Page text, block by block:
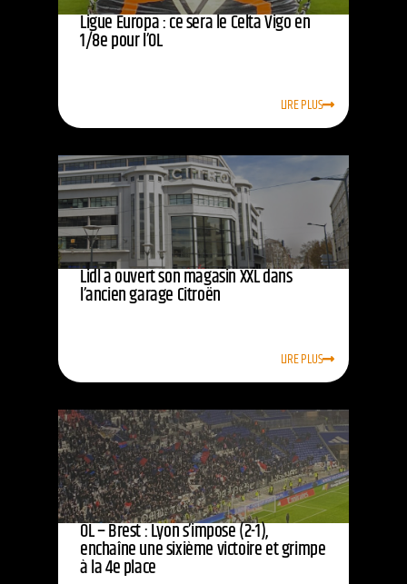
Ligue Europa : ce sera le Celta Vigo en
1/8e pour l’OL
LIRE PLUS
Lidl a ouvert son magasin XXL dans
l’ancien garage Citroën
LIRE PLUS
OL – Brest : Lyon s’impose (2-1),
enchaîne une sixième victoire et grimpe
à la 4e place